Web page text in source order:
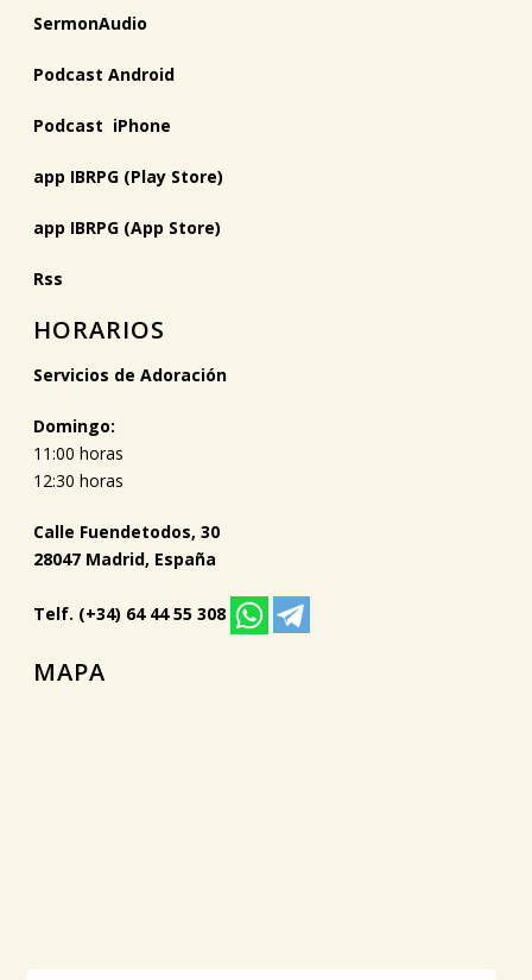
SermonAudio
Podcast Android
Podcast iPhone
app IBRPG (Play Store)
app IBRPG (App Store)
Rss
HORARIOS
Servicios de Adoración
Domingo:
11:00 horas
12:30 horas
Calle Fuendetodos, 30
28047 Madrid, España
Telf. (+34) 64 44 55 308
MAPA